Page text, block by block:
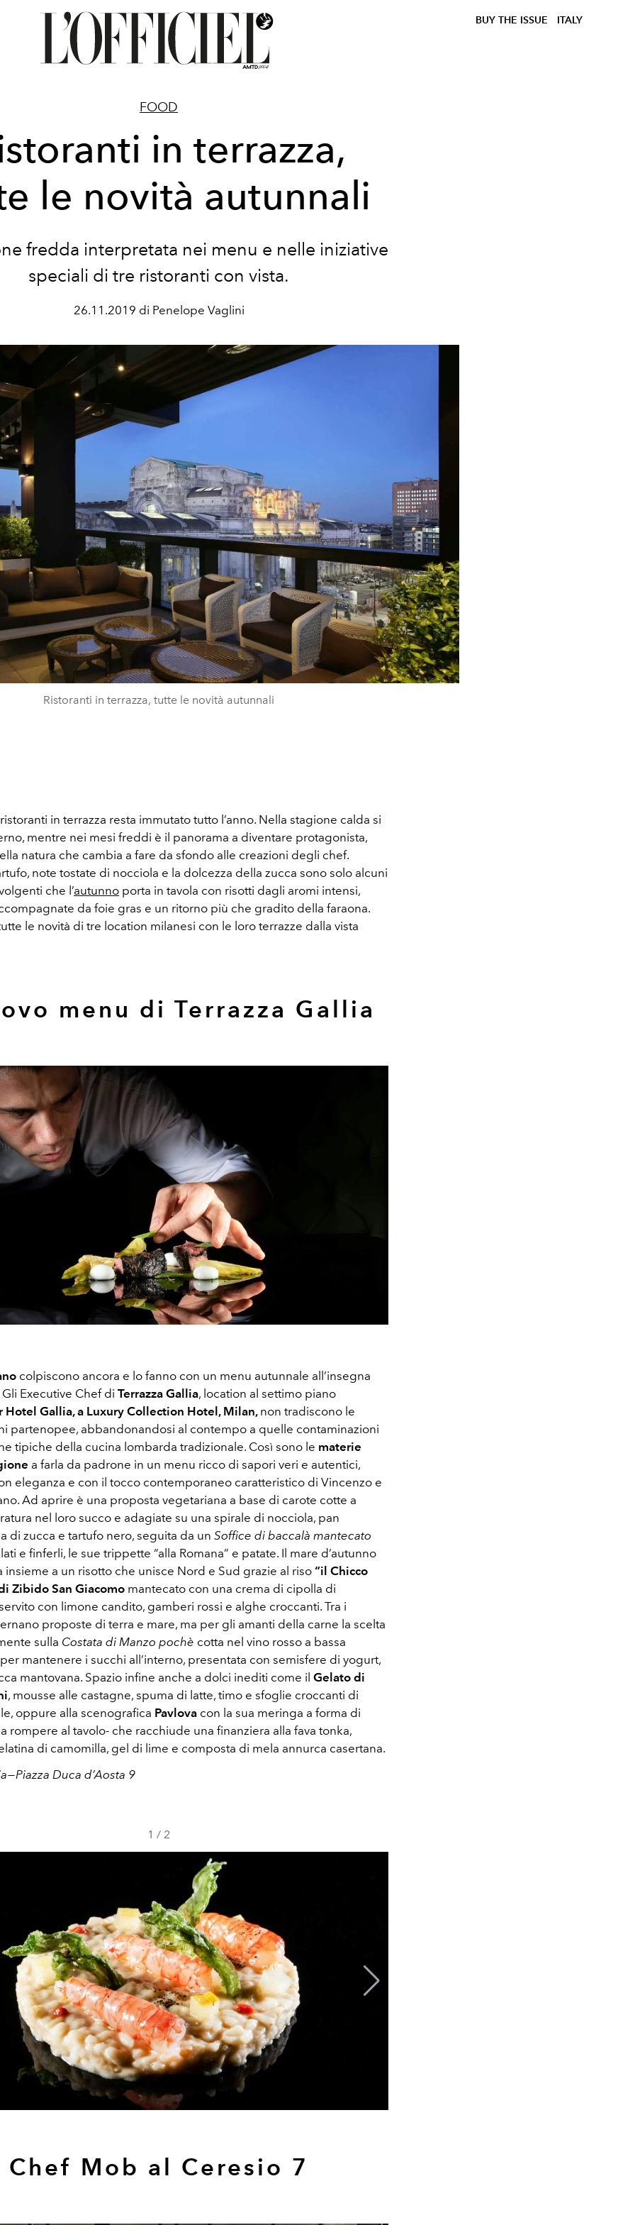
BUY THE ISSUE ITALY
FOOD
in terrazza,
le novità autunnali
fredda interpretata nei menu e nelle iniziative
speciali di tre ristoranti con vista.
26.11.2019 di Penelope Vaglini
Ristoranti in terrazza, tutte le novità autunnali
in terrazza resta immutato tutto l’anno. Nella stagione calda si
mentre nei mesi freddi è il panorama a diventare protagonista,
natura che cambia a fare da sfondo alle creazioni degli chef.
note tostate di nocciola e la dolcezza della zucca sono solo alcuni
che l’autunno porta in tavola con risotti dagli aromi intensi,
da foie gras e un ritorno più che gradito della faraona.
le novità di tre location milanesi con le loro terrazze dalla vista
menu di Terrazza Gallia
colpiscono ancora e lo fanno con un menu autunnale all’insegna
Gli Executive Chef di Terrazza Gallia, location al settimo piano
Hotel Gallia, a Luxury Collection Hotel, Milan, non tradiscono le
partenopee, abbandonandosi al contempo a quelle contaminazioni
tipiche della cucina lombarda tradizionale. Così sono le materie
a farla da padrone in un menu ricco di sapori veri e autentici,
eleganza e con il tocco contemporaneo caratteristico di Vincenzo e
Ad aprire è una proposta vegetariana a base di carote cotte a
nel loro succo e adagiate su una spirale di nocciola, pan
di zucca e tartufo nero, seguita da un Soffice di baccalà mantecato
e finferli, le sue trippette “alla Romana” e patate. Il mare d’autunno
insieme a un risotto che unisce Nord e Sud grazie al riso “il Chicco
Zibido San Giacomo mantecato con una crema di cipolla di
con limone candito, gamberi rossi e alghe croccanti. Tra i
proposte di terra e mare, ma per gli amanti della carne la scelta
sulla Costata di Manzo pochè cotta nel vino rosso a bassa
mantenere i succhi all’interno, presentata con semisfere di yogurt,
mantovana. Spazio infine anche a dolci inediti come il Gelato di
, mousse alle castagne, spuma di latte, timo e sfoglie croccanti di
oppure alla scenografica Pavlova con la sua meringa a forma di
rompere al tavolo- che racchiude una finanziera alla fava tonka,
di camomilla, gel di lime e composta di mela annurca casertana.
— Piazza Duca d’Aosta 9
1 / 2
Chef Mob al Ceresio 7